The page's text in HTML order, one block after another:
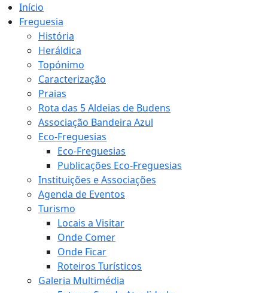
Início
Freguesia
História
Heráldica
Topónimo
Caracterização
Praias
Rota das 5 Aldeias de Budens
Associação Bandeira Azul
Eco-Freguesias
Eco-Freguesias
Publicações Eco-Freguesias
Instituições e Associações
Agenda de Eventos
Turismo
Locais a Visitar
Onde Comer
Onde Ficar
Roteiros Turísticos
Galeria Multimédia